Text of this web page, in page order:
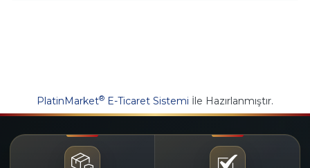
PlatinMarket® E-Ticaret Sistemi İle Hazırlanmıştır.